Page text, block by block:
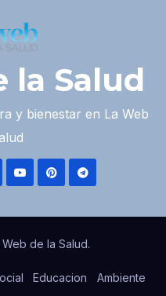
la Salud
y bienestar en La Web
de la Salud.
Educacion Ambiente